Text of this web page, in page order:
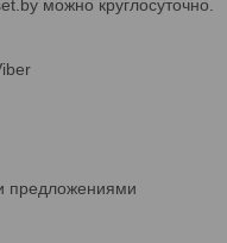
можно круглосуточно.
предложениями